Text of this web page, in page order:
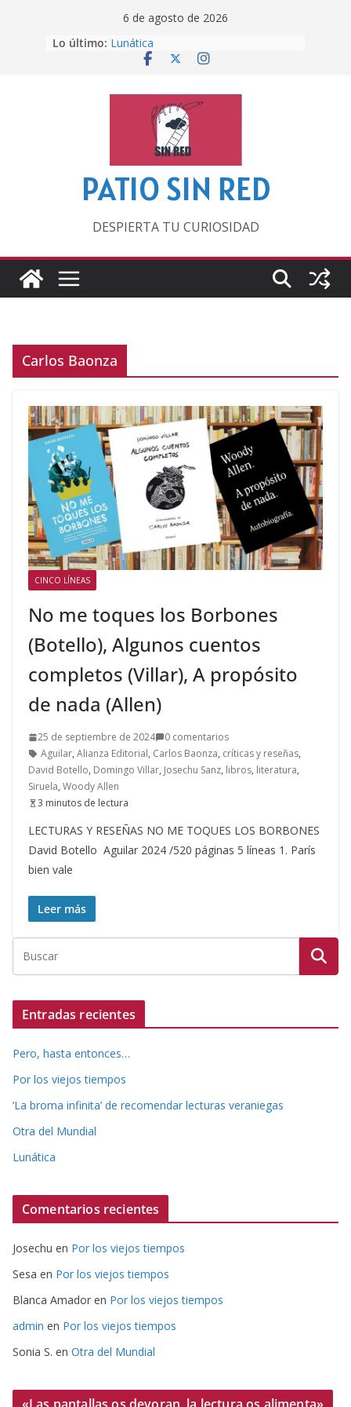
6 de agosto de 2026
Lo último: Lunática
Pero, hasta entonces…
‘La broma infinita’ de recomendar
lecturas veraniegas
Otra del Mundial
PATIO SIN RED
DESPIERTA TU CURIOSIDAD
Carlos Baonza
CINCO LÍNEAS
No me toques los Borbones
(Botello), Algunos cuentos
completos (Villar), A propósito
de nada (Allen)
25 de septiembre de 2024
0 comentarios
Aguilar, Alianza Editorial, Carlos Baonza, críticas y reseñas,
David Botello, Domingo Villar, Josechu Sanz, libros, literatura,
Siruela, Woody Allen
3 minutos de lectura
LECTURAS Y RESEÑAS NO ME TOQUES LOS BORBONES
David Botello Aguilar 2024 /520 páginas 5 líneas 1. París
bien vale
Leer más
Entradas recientes
Pero, hasta entonces…
Por los viejos tiempos
‘La broma infinita’ de recomendar lecturas veraniegas
Otra del Mundial
Lunática
Comentarios recientes
Josechu en Por los viejos tiempos
Sesa en Por los viejos tiempos
Blanca Amador en Por los viejos tiempos
admin en Por los viejos tiempos
Sonia S. en Otra del Mundial